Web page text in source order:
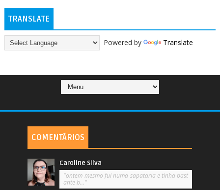
TRANSLATE
Powered by Translate
COMENTÁRIOS
Caroline Silva
"ontem mesmo fui numa sapataria e tinha bast
ante b..."